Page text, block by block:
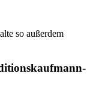
so außerdem